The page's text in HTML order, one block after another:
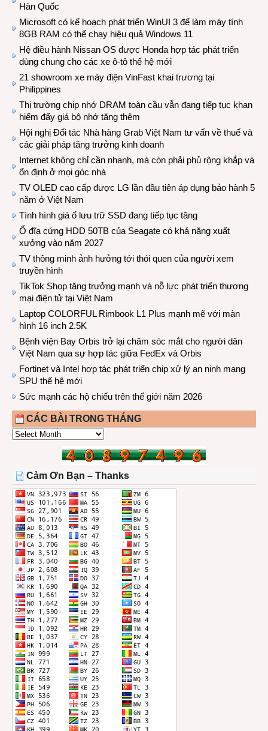
Hàn Quốc
Microsoft có kế hoạch phát triển WinUI 3 để làm máy tính
8GB RAM có thể chạy hiệu quả Windows 11
Hệ điều hành Nissan OS được Honda hợp tác phát triển
dùng chung cho các xe ô-tô thế hệ mới
21 showroom xe máy điện VinFast khai trương tại
Philippines
Thị trường chip nhớ DRAM toàn cầu vẫn đang tiếp tục khan
hiếm đẩy giá bộ nhớ tăng thêm
Hội nghị Đối tác Nhà hàng Grab Việt Nam tư vấn về thuế và
các giải pháp tăng trưởng kinh doanh
Internet không chỉ cần nhanh, mà còn phải phủ rộng khắp và
ổn định ở mọi góc nhà
TV OLED cao cấp được LG lần đầu tiên áp dụng bảo hành 5
năm ở Việt Nam
Tình hình giá ổ lưu trữ SSD đang tiếp tục tăng
Ổ đĩa cứng HDD 50TB của Seagate có khả năng xuất
xưởng vào năm 2027
TV thông minh ảnh hưởng tới thói quen của người xem
truyền hình
TikTok Shop tăng trưởng mạnh và nỗ lực phát triển thương
mại điện tử tại Việt Nam
Laptop COLORFUL Rimbook L1 Plus mạnh mẽ với màn
hình 16 inch 2.5K
Bệnh viện Bay Orbis trở lại chăm sóc mắt cho người dân
Việt Nam qua sự hợp tác giữa FedEx và Orbis
Fortinet và Intel hợp tác phát triển chip xử lý an ninh mạng
SPU thế hệ mới
Sức mạnh các hộ chiếu trên thế giới năm 2026
CÁC BÀI TRONG THÁNG
CÁC
THÁNG
Cảm Ơn Bạn – Thanks